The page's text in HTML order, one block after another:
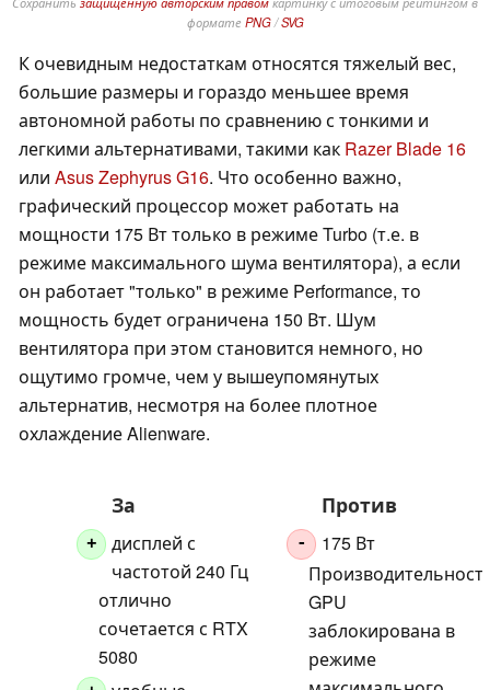
формате PNG/SVG
К очевидным недостаткам относятся тяжелый вес,
большие размеры и гораздо меньшее время
автономной работы по сравнению с тонкими и
легкими альтернативами, такими как Razer Blade 16
или Asus Zephyrus G16. Что особенно важно,
графический процессор может работать на
мощности 175 Вт только в режиме Turbo (т.е. в
режиме максимального шума вентилятора), а если
он работает "только" в режиме Performance, то
мощность будет ограничена 150 Вт. Шум
вентилятора при этом становится немного, но
ощутимо громче, чем у вышеупомянутых
альтернатив, несмотря на более плотное
охлаждение Alienware.
За
+
дисплей с
частотой 240 Гц
отлично
сочетается с RTX
5080
Против
-
175 Вт
GPU
заблокирована в
режиме